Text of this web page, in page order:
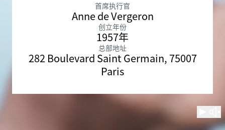
首席执行官
Anne de Vergeron
创立年份
1957年
总部地址
282 Boulevard Saint Germain, 75007
Paris
观看取